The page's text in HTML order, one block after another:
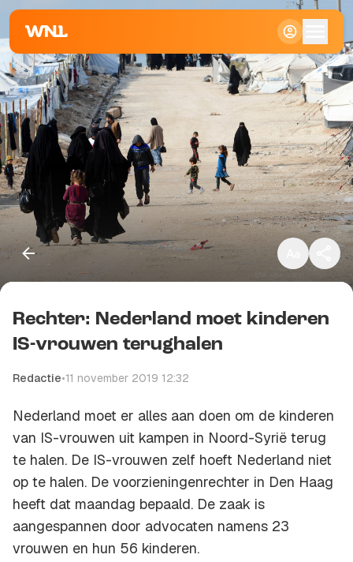
Klein
Standaard
Groot
Kopieer link
Rechter: Nederland moet kinderen
IS-vrouwen terughalen
Redactie•11 november 2019 12:32
Nederland moet er alles aan doen om de kinderen
van IS-vrouwen uit kampen in Noord-Syrië terug
te halen. De IS-vrouwen zelf hoeft Nederland niet
op te halen. De voorzieningenrechter in Den Haag
heeft dat maandag bepaald. De zaak is
aangespannen door advocaten namens 23
vrouwen en hun 56 kinderen.